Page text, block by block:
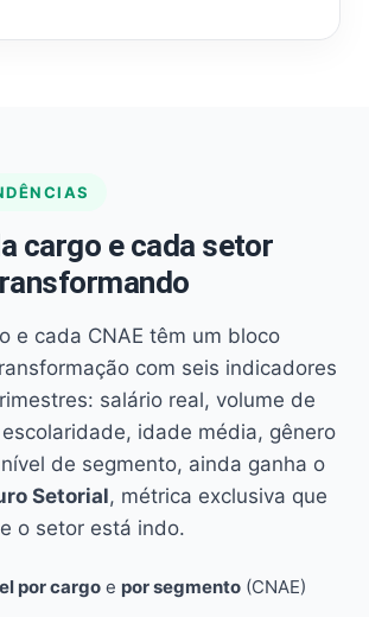
cargo e cada setor
e cada CNAE têm um bloco
com seis indicadores
salário real, volume de
idade média, gênero
de segmento, ainda ganha o
Setorial, métrica exclusiva que
o setor está indo.
por cargo e por segmento (CNAE)